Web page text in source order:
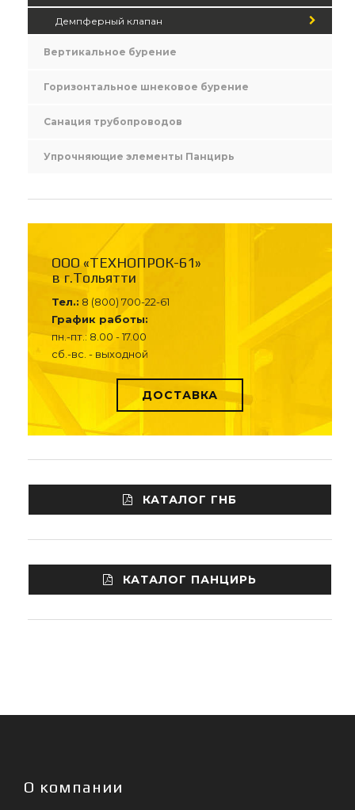
Демпферный клапан
Вертикальное бурение
Горизонтальное шнековое бурение
Санация трубопроводов
Упрочняющие элементы Панцирь
ООО «ТЕХНОПРОК-61»
в г.Тольятти
Тел.: 8 (800) 700-22-61
График работы:
пн.-пт.: 8.00 - 17.00
сб.-вс. - выходной
ДОСТАВКА
КАТАЛОГ ГНБ
КАТАЛОГ ПАНЦИРЬ
О компании